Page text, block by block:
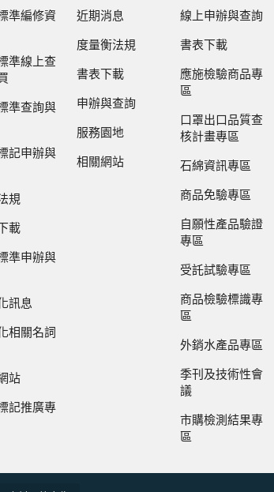
準編修資
準線上查
準查詢與
記申辦與
規
載
準申辦與
訊息
相關名詞
站
記推廣專
近期消息
度量衡法規
書表下載
申辦與查詢
服務園地
相關網站
線上申辦與查詢
書表下載
應施檢驗商品專
區
口罩出口品質查
核計畫專區
石綿資訊專區
商品免驗專區
自願性產品驗證
專區
受託試驗專區
商品檢驗標識專
區
外銷水產品專區
季刊及技術性會
議
市購檢測結果專
區